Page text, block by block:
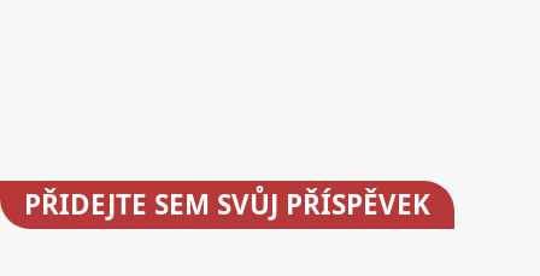
PŘIDEJTE SEM SVŮJ PŘÍSPĚVEK